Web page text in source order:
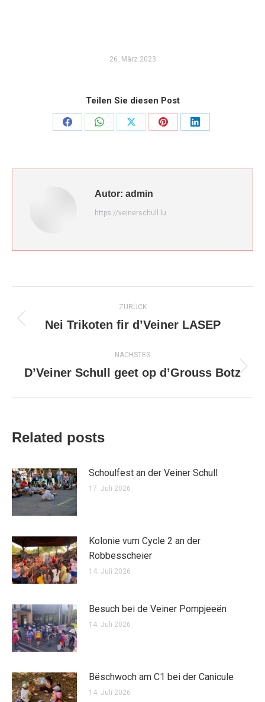
26. März 2023
Teilen Sie diesen Post
Share
Share
Share
Share
Share
Autor: admin
https://veinerschull.lu
Kommentarnavigation
ZURÜCK
Vorheriger
Nei Trikoten fir d’Veiner LASEP
NÄCHSTES
Nächster
D’Veiner Schull geet op d’Grouss Botz
Related posts
Schoulfest an der Veiner Schull
17. Juli 2026
Kolonie vum Cycle 2 an der
Robbesscheier
14. Juli 2026
Besuch bei de Veiner Pompjeeën
14. Juli 2026
Bëschwoch am C1 bei der Canicule
14. Juli 2026